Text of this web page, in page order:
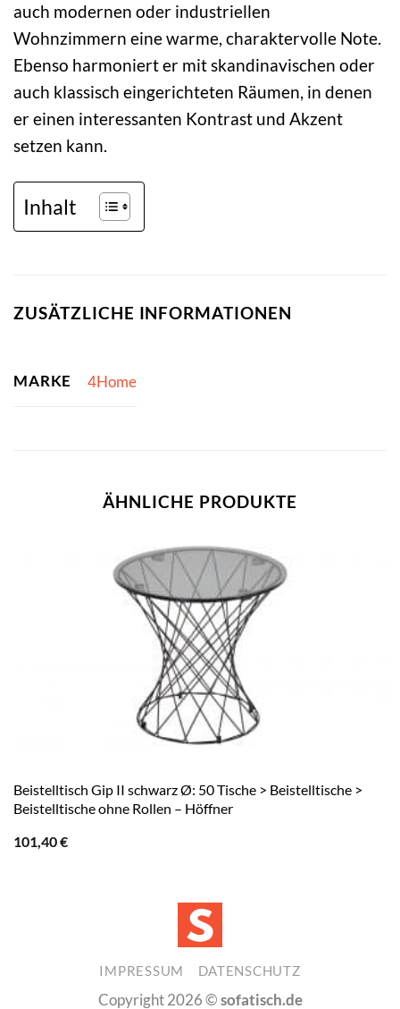
auch modernen oder industriellen
Wohnzimmern eine warme, charaktervolle Note.
Ebenso harmoniert er mit skandinavischen oder
auch klassisch eingerichteten Räumen, in denen
er einen interessanten Kontrast und Akzent
setzen kann.
Inhalt
ZUSÄTZLICHE INFORMATIONEN
MARKE 4Home
ÄHNLICHE PRODUKTE
Beistelltisch Gip II schwarz Ø: 50 Tische > Beistelltische >
Beistelltische ohne Rollen – Höffner
101,40€
IMPRESSUM DATENSCHUTZ
Copyright 2026 ©sofatisch.de